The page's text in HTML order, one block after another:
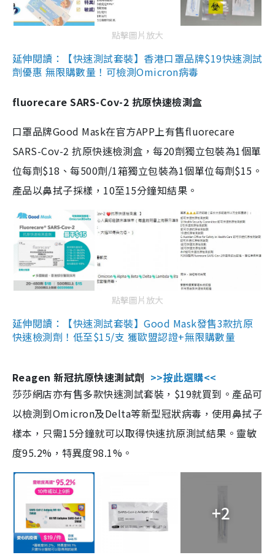
點擊圖片放大
延伸閱讀：【快速測試套裝】香港口罩品牌$19快速測試
劑優惠 無限購數量！可檢測Omicron病毒
fluorecare SARS-Cov-2 抗原快速檢測盒
口罩品牌Good Mask在官方APP上有售fluorecare
SARS-Cov-2 抗原快速檢測盒，每20劑獨立包裝為1個單
位每劑$18、每500劑/1箱獨立包裝為1個單位每劑$15。
產品以鼻拭子採樣，10至15分鐘知結果。
點擊圖片放大
延伸閱讀：【快速測試套裝】Good Mask發售3款抗原
快速檢測劑！低至$15/支 獲歐盟認證+無限購數量
Reagen 新冠抗原快速測試劑 >>按此選購<<
莎莎網店亦有售多款快速測試套裝，$19就買到。產品可
以檢測到Omicron及Delta等新型冠狀病毒，使用鼻拭子
樣本，只需15分鐘就可以取得快速抗原測試結果。靈敏
度95.2%，特異度98.1%。
+2